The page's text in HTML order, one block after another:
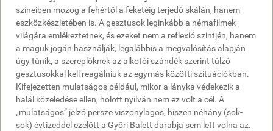
színeiben mozog a fehértől a feketéig terjedő skálán, hanem
eszközkészletében is. A gesztusok leginkább a némafilmek
világára emlékeztetnek, és ezeket nem a reflexió szintjén, hanem
a maguk jogán használják, legalábbis a megvalósítás alapján
úgy tűnik, a szereplőknek az alkotói szándék szerint túlzó
gesztusokkal kell reagálniuk az egymás közötti szituációkban.
Kifejezetten mulatságos például, mikor a lányka védekezik a
halál közeledése ellen, holott nyilván nem ez volt a cél. A
„mulatságos” jelző persze viszonylagos, hiszen néhány (sok-
sok) évtizeddel ezelőtt a Győri Balett darabja sem lett volna az.